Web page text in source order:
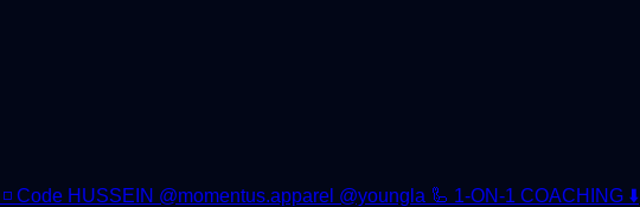
HUSSEIN @momentus.apparel @youngla 🦾 1-ON-1 COACHING ⬇️